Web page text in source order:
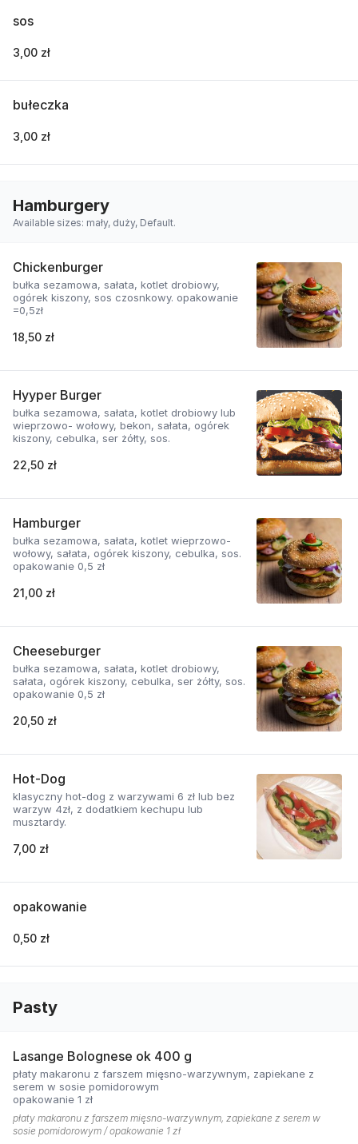
sos
3,00 zł
bułeczka
3,00 zł
Hamburgery
Available sizes: mały, duży, Default.
Chickenburger
bułka sezamowa, sałata, kotlet drobiowy,
ogórek kiszony, sos czosnkowy. opakowanie
=0,5zł
18,50 zł
Hyyper Burger
bułka sezamowa, sałata, kotlet drobiowy lub
wieprzowo- wołowy, bekon, sałata, ogórek
kiszony, cebulka, ser żółty, sos.
22,50 zł
Hamburger
bułka sezamowa, sałata, kotlet wieprzowo-
wołowy, sałata, ogórek kiszony, cebulka, sos.
opakowanie 0,5 zł
21,00 zł
Cheeseburger
bułka sezamowa, sałata, kotlet drobiowy,
sałata, ogórek kiszony, cebulka, ser żółty, sos.
opakowanie 0,5 zł
20,50 zł
Hot-Dog
klasyczny hot-dog z warzywami 6 zł lub bez
warzyw 4zł, z dodatkiem kechupu lub
musztardy.
7,00 zł
opakowanie
0,50 zł
Pasty
Lasange Bolognese ok 400 g
płaty makaronu z farszem mięsno-warzywnym, zapiekane z
serem w sosie pomidorowym
opakowanie 1 zł
płaty makaronu z farszem mięsno-warzywnym, zapiekane z serem w
sosie pomidorowym / opakowanie 1 zł